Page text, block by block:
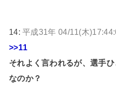
14:平成31年 04/11(木
>>11
それよく言われるが、選手
なのか？